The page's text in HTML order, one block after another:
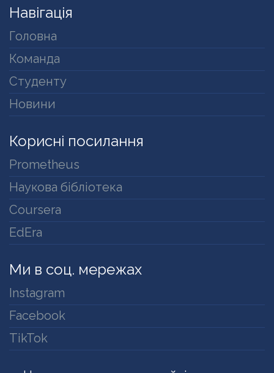
Навігація
Головна
Команда
Студенту
Новини
Корисні посилання
Prometheus
Наукова бібліотека
Coursera
EdEra
Ми в соц. мережах
Instagram
Facebook
TikTok